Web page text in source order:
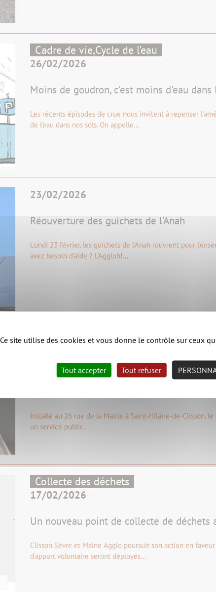
Cadre de vie,Cycle de l’eau
26/02/2026
Moins de goudron, c'est moins d'eau
Les récents épisodes de crue nous invitent à repenser
de l'eau dans nos sols. On appelle…
23/02/2026
Réouverture des guichets de l'Anah
Lundi 23 février, les guichets de l’Anah rouvrent pour
avez besoin d'aide ? L’Aggloh!…
Infos pratiques
Le CLIC, un lieu d’information et de
Installé au 26 rue de la Mairie à Saint-Hilaire-de-Clisson,
un service public…
Collecte des déchets
17/02/2026
Un nouveau point de collecte de
Clisson Sèvre et Maine Agglo poursuit son action en
d’apport volontaire seront déployés…
Ce site utilise des cookies et vous donne le contrôle sur ceux
Tout accepter Tout refuser